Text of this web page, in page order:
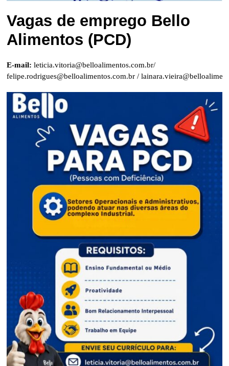
Vagas de emprego Bello
Alimentos (PCD)
E-mail: leticia.vitoria@belloalimentos.com.br/
felipe.rodrigues@belloalimentos.com.br /